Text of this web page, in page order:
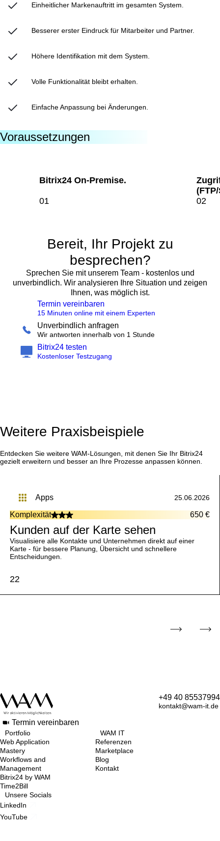
Einheitlicher Markenauftritt im gesamten System.
Besserer erster Eindruck für Mitarbeiter und Partner.
Höhere Identifikation mit dem System.
Volle Funktionalität bleibt erhalten.
Einfache Anpassung bei Änderungen.
Voraussetzungen
Bitrix24 On-Premise.
Bereit, Ihr Projekt zu
besprechen?
Sprechen Sie mit unserem Team - kostenlos und
unverbindlich. Wir analysieren Ihre Situation und zeigen
Ihnen, was möglich ist.
Termin vereinbaren
15 Minuten online mit einem Experten
Unverbindlich anfragen
Wir antworten innerhalb von 1 Stunde
Bitrix24 testen
Kostenloser Testzugang
Weitere Praxisbeispiele
Entdecken Sie weitere WAM-Lösungen, mit denen Sie Ihr Bitrix24
gezielt erweitern und besser an Ihre Prozesse anpassen können.
apps 25.06.2026
Komplexität 650 €
Kunden auf der Karte sehen
Visualisiere alle Kontakte und Unternehmen direkt auf einer
Karte - für bessere Planung, Übersicht und schnellere
Entscheidungen.
22
+49 40 85537994
kontakt@wam-it.de
Termin vereinbaren
Portfolio
Web Application
Mastery
Workflows and
Management
Bitrix24 by WAM
Time2Bill
WAM IT
Referenzen
Marketplace
Blog
Kontakt
Unsere Socials
LinkedIn
YouTube